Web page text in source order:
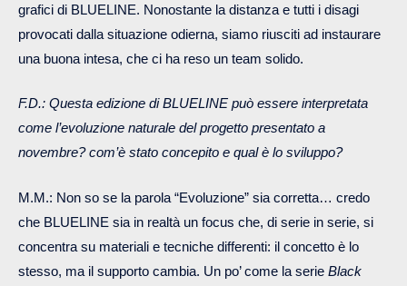
grafici di BLUELINE. Nonostante la distanza e tutti i disagi
provocati dalla situazione odierna, siamo riusciti ad instaurare
una buona intesa, che ci ha reso un team solido.
F.D.: Questa edizione di BLUELINE può essere interpretata
come l’evoluzione naturale del progetto presentato a
novembre? com’è stato concepito e qual è lo sviluppo?
M.M.: Non so se la parola “Evoluzione” sia corretta… credo
che BLUELINE sia in realtà un focus che, di serie in serie, si
concentra su materiali e tecniche differenti: il concetto è lo
stesso, ma il supporto cambia. Un po’ come la serie Black